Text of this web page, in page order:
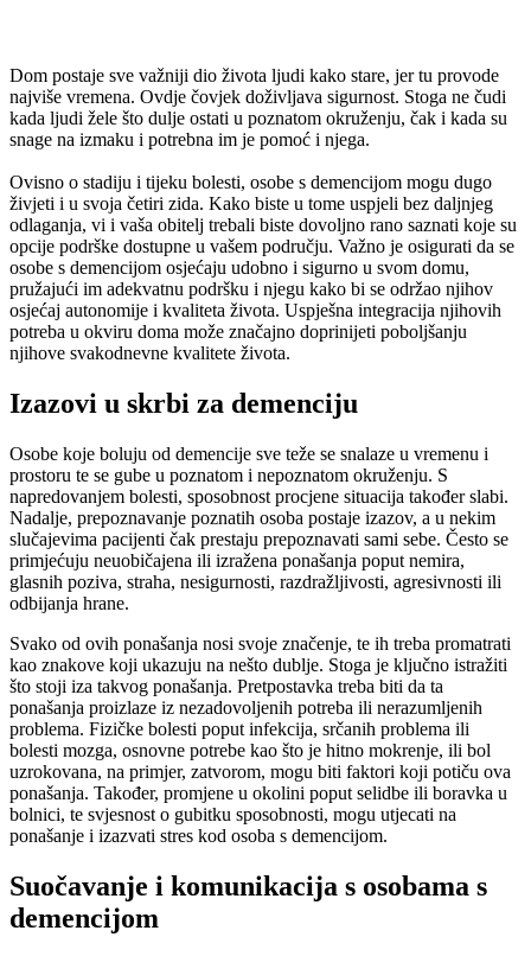
Dom postaje sve važniji dio života ljudi kako stare, jer tu provode
najviše vremena. Ovdje čovjek doživljava sigurnost. Stoga ne čudi
kada ljudi žele što dulje ostati u poznatom okruženju, čak i kada su
snage na izmaku i potrebna im je pomoć i njega.
Ovisno o stadiju i tijeku bolesti, osobe s demencijom mogu dugo
živjeti i u svoja četiri zida. Kako biste u tome uspjeli bez daljnjeg
odlaganja, vi i vaša obitelj trebali biste dovoljno rano saznati koje su
opcije podrške dostupne u vašem području. Važno je osigurati da se
osobe s demencijom osjećaju udobno i sigurno u svom domu,
pružajući im adekvatnu podršku i njegu kako bi se održao njihov
osjećaj autonomije i kvaliteta života. Uspješna integracija njihovih
potreba u okviru doma može značajno doprinijeti poboljšanju
njihove svakodnevne kvalitete života.
Izazovi u skrbi za demenciju
Osobe koje boluju od demencije sve teže se snalaze u vremenu i
prostoru te se gube u poznatom i nepoznatom okruženju. S
napredovanjem bolesti, sposobnost procjene situacija također slabi.
Nadalje, prepoznavanje poznatih osoba postaje izazov, a u nekim
slučajevima pacijenti čak prestaju prepoznavati sami sebe. Često se
primjećuju neuobičajena ili izražena ponašanja poput nemira,
glasnih poziva, straha, nesigurnosti, razdražljivosti, agresivnosti ili
odbijanja hrane.
Svako od ovih ponašanja nosi svoje značenje, te ih treba promatrati
kao znakove koji ukazuju na nešto dublje. Stoga je ključno istražiti
što stoji iza takvog ponašanja. Pretpostavka treba biti da ta
ponašanja proizlaze iz nezadovoljenih potreba ili nerazumljenih
problema. Fizičke bolesti poput infekcija, srčanih problema ili
bolesti mozga, osnovne potrebe kao što je hitno mokrenje, ili bol
uzrokovana, na primjer, zatvorom, mogu biti faktori koji potiču ova
ponašanja. Također, promjene u okolini poput selidbe ili boravka u
bolnici, te svjesnost o gubitku sposobnosti, mogu utjecati na
ponašanje i izazvati stres kod osoba s demencijom.
Suočavanje i komunikacija s osobama s
demencijom